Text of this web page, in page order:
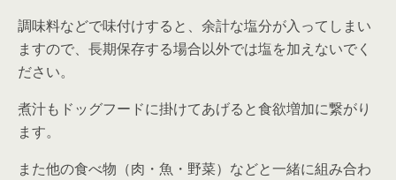
調味料などで味付けすると、余計な塩分が入ってしまい
ますので、長期保存する場合以外では塩を加えないでく
ださい。
煮汁もドッグフードに掛けてあげると食欲増加に繋がり
ます。
また他の食べ物（肉・魚・野菜）などと一緒に組み合わ